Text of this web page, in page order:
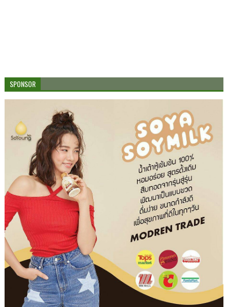
SPONSOR